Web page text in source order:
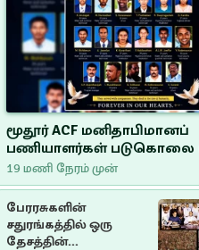
மூதூர் ACF மனிதாபிமானப்
பணியாளர்கள் படுகொலை
20 ஆண்டுகளாகியும் நீதி
மறுக்கப்பட்ட
பேரவலம்
19 மணி நேரம் முன்
பேரரசுகளின்
சதுரங்கத்தில் ஒரு
தேசத்தின்